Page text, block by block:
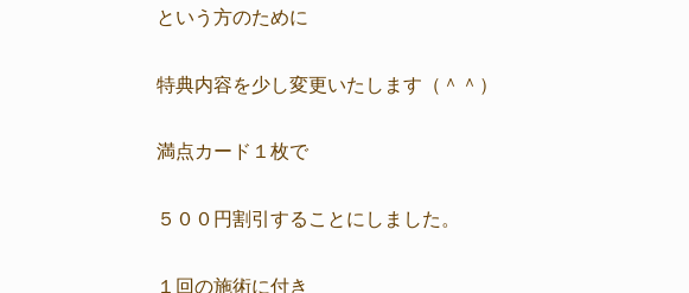
という方のために
特典内容を少し変更いたします（＾＾）
満点カード１枚で
５００円割引することにしました。
１回の施術に付き